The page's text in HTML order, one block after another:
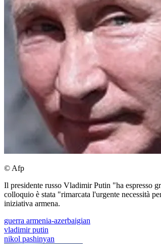
© Afp
Il presidente russo Vladimir Putin "ha espresso
colloquio è stata "rimarcata l'urgente necessità
iniziativa armena.
guerra armenia-azerbaigian
vladimir putin
nikol pashinyan